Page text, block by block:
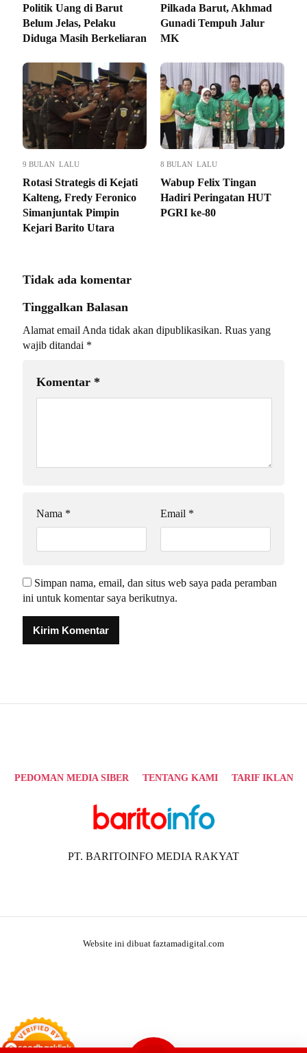
Politik Uang di Barut
Belum Jelas, Pelaku
Diduga Masih Berkeliaran
Pilkada Barut, Akhmad
Gunadi Tempuh Jalur
MK
9 BULAN LALU
Rotasi Strategis di Kejati
Kalteng, Fredy Feronico
Simanjuntak Pimpin
Kejari Barito Utara
8 BULAN LALU
Wabup Felix Tingan
Hadiri Peringatan HUT
PGRI ke-80
Tidak ada komentar
Tinggalkan Balasan
Alamat email Anda tidak akan dipublikasikan. Ruas yang
wajib ditandai *
Komentar *
Nama * Email *
Simpan nama, email, dan situs web saya pada peramban
ini untuk komentar saya berikutnya.
PEDOMAN MEDIA SIBER TENTANG KAMI TARIF IKLAN
PT. BARITOINFO MEDIA RAKYAT
Website ini dibuat faztamadigital.com